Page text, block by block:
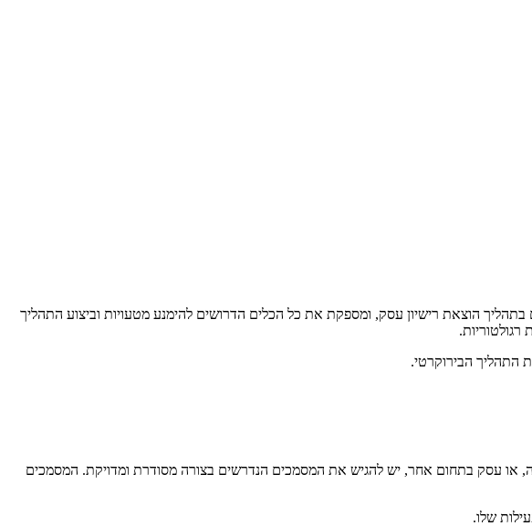
בתהליך הוצאת רישיון עסק, ומספקת את כל הכלים הדרושים להימנע מטעויות וביצוע התהליך
התהליך הבירוקרטי.
או עסק בתחום אחר, יש להגיש את המסמכים הנדרשים בצורה מסודרת ומדויקת. המסמכים
שלו.